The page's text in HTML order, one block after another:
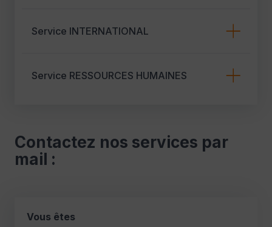
Service INTERNATIONAL
Service RESSOURCES HUMAINES
Contactez nos services par
mail :
Vous êtes